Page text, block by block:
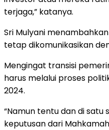
terjaga,” katanya.
Sri Mulyani
tetap dikomunikasikan
Mengingat transisi
harus melalui proses
2024.
“Namun tentu dan di satu
keputusan dari